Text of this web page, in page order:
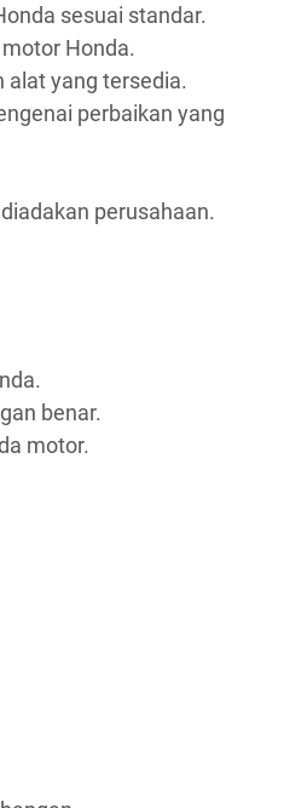
sesuai standar.
Honda.
alat yang tersedia.
perbaikan yang
perusahaan.
benar.
motor.